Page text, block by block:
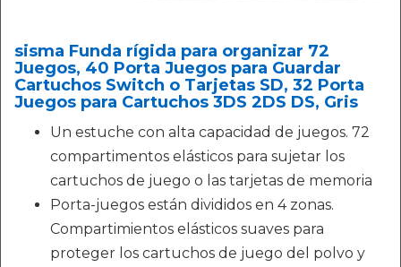
sisma Funda rígida para organizar 72
Juegos, 40 Porta Juegos para Guardar
Cartuchos Switch o Tarjetas SD, 32 Porta
Juegos para Cartuchos 3DS 2DS DS, Gris
Un estuche con alta capacidad de juegos. 72
compartimentos elásticos para sujetar los
cartuchos de juego o las tarjetas de memoria
Porta-juegos están divididos en 4 zonas.
Compartimientos elásticos suaves para
proteger los cartuchos de juego del polvo y